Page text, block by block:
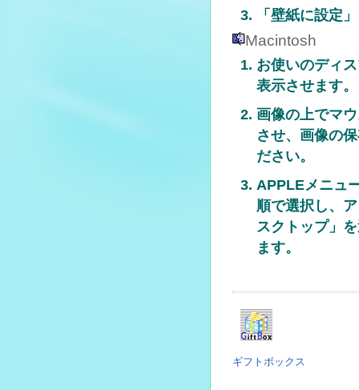
「壁紙に設定
Macintosh
お使いのディ
表示させます。
画像の上でマ
させ、画像の
ださい。
APPLEメニュ
順で選択し、
スクトップ」
ます。
ギフトボックス